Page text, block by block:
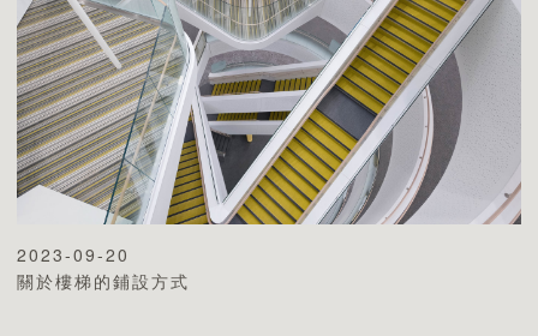
2023-09-20
關於樓梯的鋪設方式